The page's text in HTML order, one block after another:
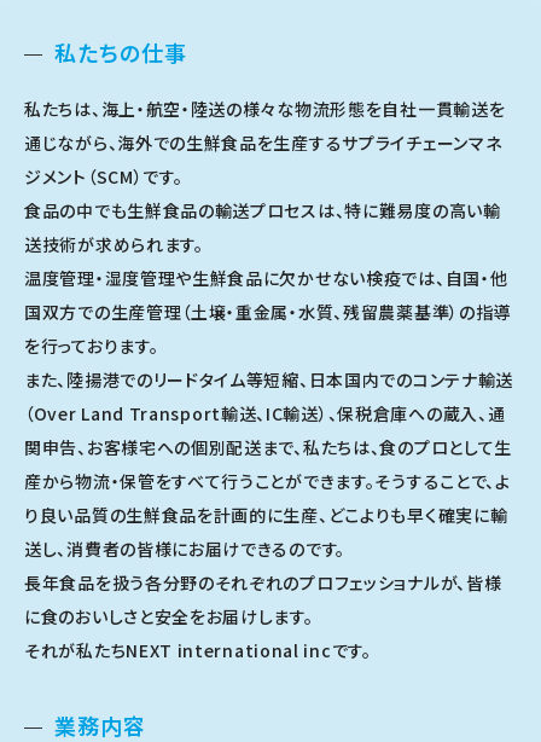
私たちの仕事
私たちは、海上・航空・陸送の様々な物流形態を自社一貫輸送を
通じながら、海外での生鮮食品を生産するサプライチェーンマネ
ジメント（SCM）です。
食品の中でも生鮮食品の輸送プロセスは、特に難易度の高い輸
送技術が求められます。
温度管理・湿度管理や生鮮食品に欠かせない検疫では、自国・他
国双方での生産管理（土壌・重金属・水質、残留農薬基準）の指導
を行っております。
また、陸揚港でのリードタイム等短縮、日本国内でのコンテナ輸送
（Over Land Transport輸送、IC輸送）、保税倉庫への蔵入、通
関申告、お客様宅への個別配送まで、私たちは、食のプロとして生
産から物流・保管をすべて行うことができます。そうすることで、よ
り良い品質の生鮮食品を計画的に生産、どこよりも早く確実に輸
送し、消費者の皆様にお届けできるのです。
長年食品を扱う各分野のそれぞれのプロフェッショナルが、皆様
に食のおいしさと安全をお届けします。
それが私たちNEXT international incです。
業務内容